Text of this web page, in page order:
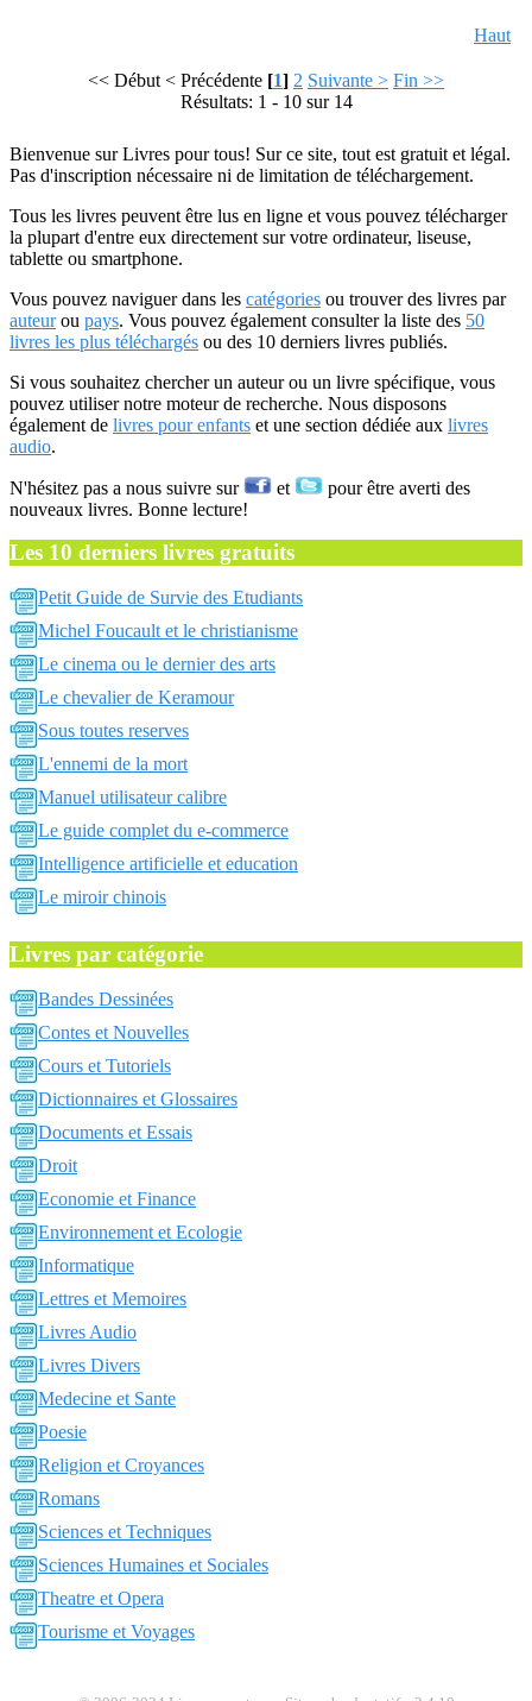
Haut
<< Début < Précédente [1] 2 Suivante > Fin >>
Résultats: 1 - 10 sur 14
Bienvenue sur Livres pour tous! Sur ce site, tout est gratuit et légal.
Pas d'inscription nécessaire ni de limitation de téléchargement.
Tous les livres peuvent être lus en ligne et vous pouvez télécharger
la plupart d'entre eux directement sur votre ordinateur, liseuse,
tablette ou smartphone.
Vous pouvez naviguer dans les catégories ou trouver des livres par
auteurou pays. Vous pouvez également consulter la liste des 50
livres les plus téléchargés ou des 10 derniers livres publiés.
Si vous souhaitez chercher un auteur ou un livre spécifique, vous
pouvez utiliser notre moteur de recherche. Nous disposons
également de livres pour enfants et une section dédiée aux livres
audio.
N'hésitez pas a nous suivre sur et
pour être averti des
nouveaux livres. Bonne lecture!
Les 10 derniers livres gratuits
Petit Guide de Survie des Etudiants
Michel Foucault et le christianisme
Le cinema ou le dernier des arts
Le chevalier de Keramour
Sous toutes reserves
L'ennemi de la mort
Manuel utilisateur calibre
Le guide complet du e-commerce
Intelligence artificielle et education
Le miroir chinois
Livres par catégorie
Bandes Dessinées
Contes et Nouvelles
Cours et Tutoriels
Dictionnaires et Glossaires
Documents et Essais
Droit
Economie et Finance
Environnement et Ecologie
Informatique
Lettres et Memoires
Livres Audio
Livres Divers
Medecine et Sante
Poesie
Religion et Croyances
Romans
Sciences et Techniques
Sciences Humaines et Sociales
Theatre et Opera
Tourisme et Voyages